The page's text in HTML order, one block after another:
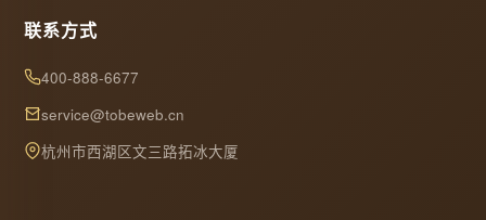
联系方式
400-888-6677
service@tobeweb.cn
杭州市西湖区文三路拓冰大厦